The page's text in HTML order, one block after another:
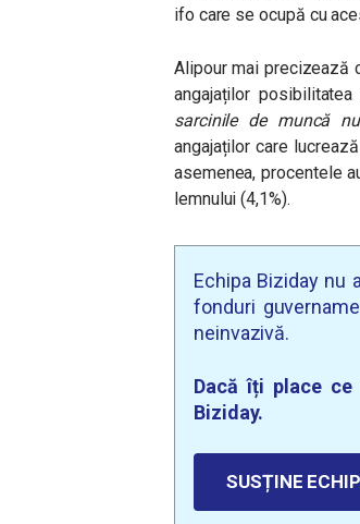
ifo care se ocupă cu
Alipour mai precizează
angajaților
sarcinile de muncă
angajaților care
asemenea, procentele
lemnului (4,1%).
Echipa Biziday nu
fonduri
neinvazivă.
Dacă îți place
Biziday.
SUSȚINE